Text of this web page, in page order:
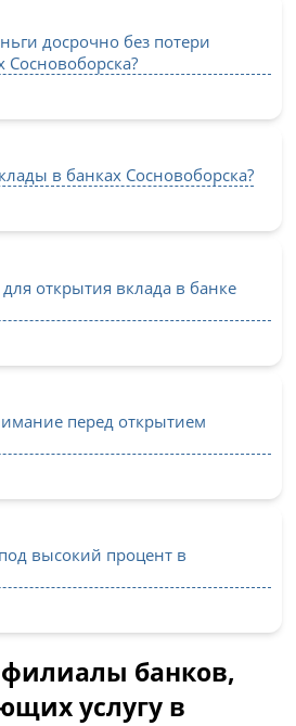
досрочно без потери
Сосновоборска?
в банках Сосновоборска?
открытия вклада в банке
перед открытием
высокий процент в
банков,
услугу в